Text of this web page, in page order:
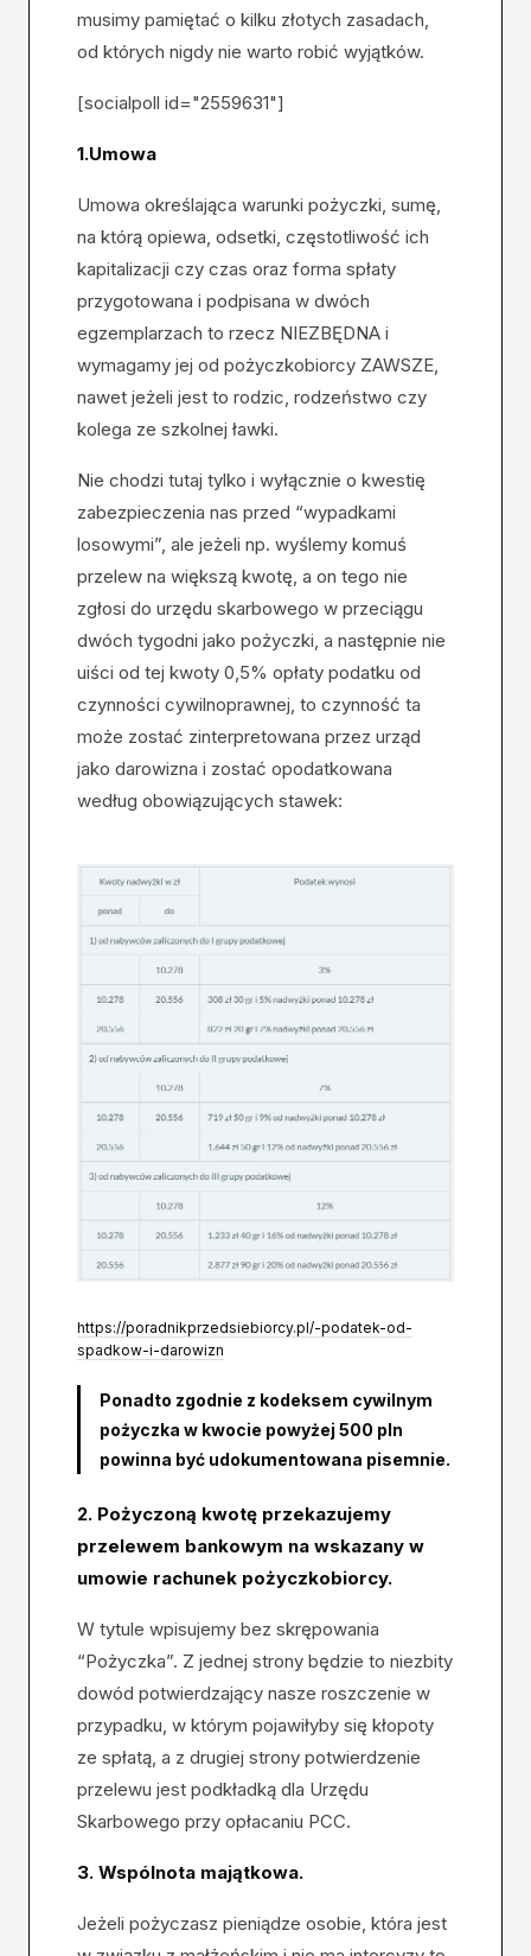
musimy pamiętać o kilku złotych zasadach,
od których nigdy nie warto robić wyjątków.
[socialpoll id="2559631"]
1.Umowa
Umowa określająca warunki pożyczki, sumę,
na którą opiewa, odsetki, częstotliwość ich
kapitalizacji czy czas oraz forma spłaty
przygotowana i podpisana w dwóch
egzemplarzach to rzecz NIEZBĘDNA i
wymagamy jej od pożyczkobiorcy ZAWSZE,
nawet jeżeli jest to rodzic, rodzeństwo czy
kolega ze szkolnej ławki.
Nie chodzi tutaj tylko i wyłącznie o kwestię
zabezpieczenia nas przed “wypadkami
losowymi”, ale jeżeli np. wyślemy komuś
przelew na większą kwotę, a on tego nie
zgłosi do urzędu skarbowego w przeciągu
dwóch tygodni jako pożyczki, a następnie nie
uiści od tej kwoty 0,5% opłaty podatku od
czynności cywilnoprawnej, to czynność ta
może zostać zinterpretowana przez urząd
jako darowizna i zostać opodatkowana
według obowiązujących stawek:
https://poradnikprzedsiebiorcy.pl/-podatek-od-
spadkow-i-darowizn
Ponadto zgodnie z kodeksem cywilnym
pożyczka w kwocie powyżej 500 pln
powinna być udokumentowana pisemnie.
2. Pożyczoną kwotę przekazujemy
przelewem bankowym na wskazany w
umowie rachunek pożyczkobiorcy.
W tytule wpisujemy bez skrępowania
“Pożyczka”. Z jednej strony będzie to niezbity
dowód potwierdzający nasze roszczenie w
przypadku, w którym pojawiłyby się kłopoty
ze spłatą, a z drugiej strony potwierdzenie
przelewu jest podkładką dla Urzędu
Skarbowego przy opłacaniu PCC.
3. Wspólnota majątkowa.
Jeżeli pożyczasz pieniądze osobie, która jest